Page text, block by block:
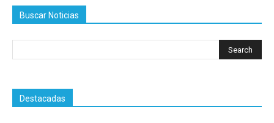
Buscar Noticias
Destacadas